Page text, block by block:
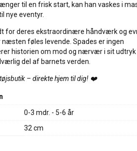
til en frisk start, kan han vaskes i
nye eventyr.
for deres ekstraordinære håndværk og
næsten føles levende. Spades er ingen
historien om mod og nærvær i sit udtryk
del af barnets verden.
– direkte hjem til dig! ❤️
0-3 mdr. - 5-6 år
32 cm